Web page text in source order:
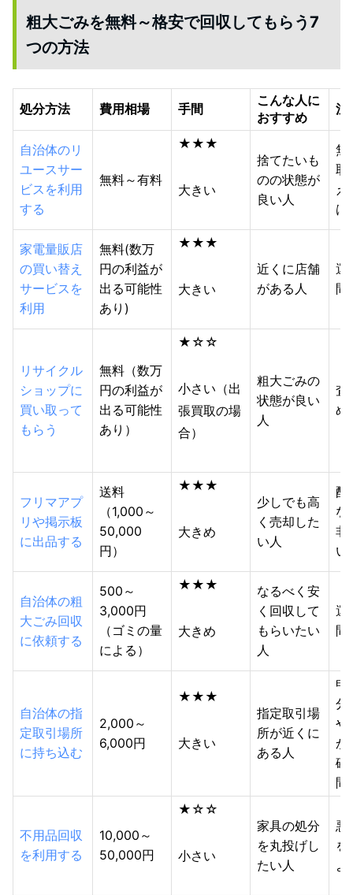
粗大ごみを無料～格安で回収してもらう7
つの方法
処分方法 費用相場 手間
こんな人に
おすすめ
注
自治体のリ
ユースサー
ビスを利用
する
無料～有料
★★★
大きい
捨てたいも
のの状態が
良い人
無
取
え
は
家電量販店
の買い替え
サービスを
利用
無料(数万
円の利益が
出る可能性
あり)
★★★
大きい
近くに店舗
がある人
運
間
リサイクル
ショップに
買い取って
もらう
無料（数万
円の利益が
出る可能性
あり）
★☆☆
小さい（出
張買取の場
合）
粗大ごみの
状態が良い
人
査
め
フリマアプ
リや掲示板
に出品する
送料
（1,000～
50,000
円）
★★★
大きめ
少しでも高
く売却した
い人
配
な
非
い
自治体の粗
大ごみ回収
に依頼する
500～
3,000円
（ゴミの量
による）
★★★
大きめ
なるべく安
く回収して
もらいたい
人
運
間
自治体の指
定取引場所
に持ち込む
2,000～
6,000円
★★★
大きい
指定取引場
所が近くに
ある人
申
分
や
か
確
間
不用品回収
を利用する
10,000～
50,000円
★☆☆
小さい
家具の処分
を丸投げし
たい人
悪
を
よ